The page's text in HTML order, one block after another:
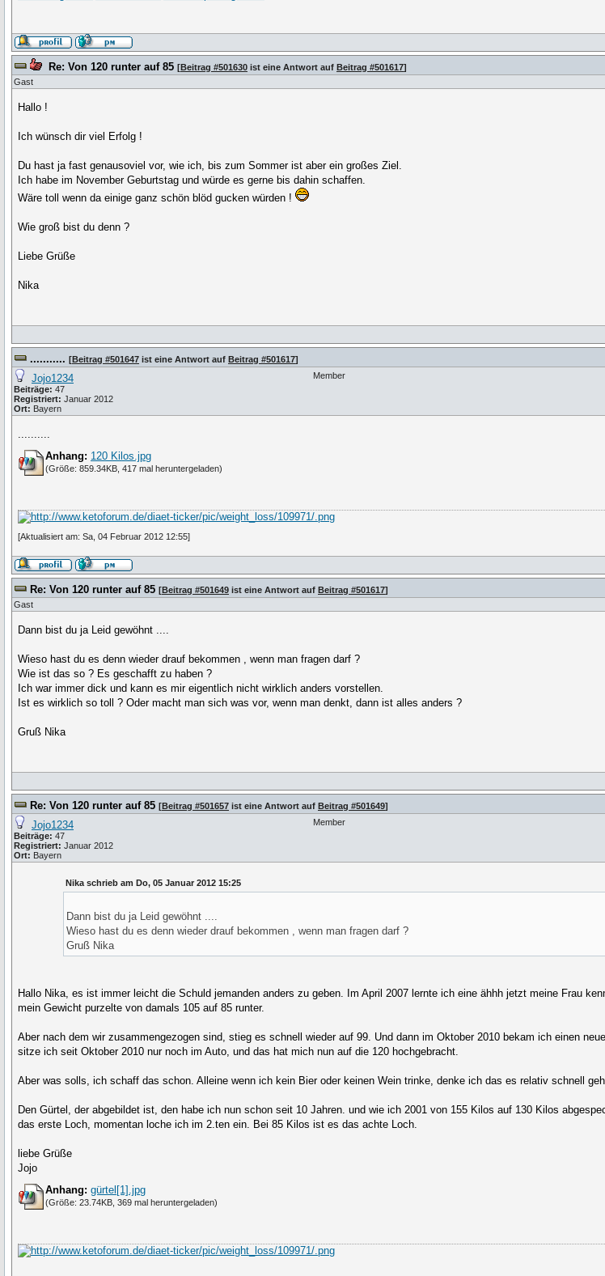
Re: Von 120 runter auf 85 [Beitrag #501630 ist eine Antwort auf Beitrag #501617]
Gast
Hallo !
Ich wünsch dir viel Erfolg !
Du hast ja fast genausoviel vor, wie ich, bis zum Sommer ist aber ein großes Ziel.
Ich habe im November Geburtstag und würde es gerne bis dahin schaffen.
Wäre toll wenn da einige ganz schön blöd gucken würden !
Wie groß bist du denn ?
Liebe Grüße
Nika
........... [Beitrag #501647 ist eine Antwort auf Beitrag #501617]
Jojo1234
Beiträge: 47
Registriert: Januar 2012
Ort: Bayern
Member
..........
Anhang: 120 Kilos.jpg
(Größe: 859.34KB, 417 mal heruntergeladen)
[Aktualisiert am: Sa, 04 Februar 2012 12:55]
Re: Von 120 runter auf 85 [Beitrag #501649 ist eine Antwort auf Beitrag #501617]
Gast
Dann bist du ja Leid gewöhnt ....
Wieso hast du es denn wieder drauf bekommen , wenn man fragen darf ?
Wie ist das so ? Es geschafft zu haben ?
Ich war immer dick und kann es mir eigentlich nicht wirklich anders vorstellen.
Ist es wirklich so toll ? Oder macht man sich was vor, wenn man denkt, dann ist alles anders ?
Gruß Nika
Re: Von 120 runter auf 85 [Beitrag #501657 ist eine Antwort auf Beitrag #501649]
Jojo1234
Beiträge: 47
Registriert: Januar 2012
Ort: Bayern
Member
Nika schrieb am Do, 05 Januar 2012 15:25
Dann bist du ja Leid gewöhnt ....
Wieso hast du es denn wieder drauf bekommen , wenn man fragen darf ?
Gruß Nika
Hallo Nika, es ist immer leicht die Schuld jemanden anders zu geben. Im April 2007 lernte ich eine ähhh jetzt meine Frau
mein Gewicht purzelte von damals 105 auf 85 runter.
Aber nach dem wir zusammengezogen sind, stieg es schnell wieder auf 99. Und dann im Oktober 2010 bekam ich einen
sitze ich seit Oktober 2010 nur noch im Auto, und das hat mich nun auf die 120 hochgebracht.
Aber was solls, ich schaff das schon. Alleine wenn ich kein Bier oder keinen Wein trinke, denke ich das es relativ schnell
Den Gürtel, der abgebildet ist, den habe ich nun schon seit 10 Jahren. und wie ich 2001 von 155 Kilos auf 130 Kilos
das erste Loch, momentan loche ich im 2.ten ein. Bei 85 Kilos ist es das achte Loch.
liebe Grüße
Jojo
Anhang: gürtel[1].jpg
(Größe: 23.74KB, 369 mal heruntergeladen)